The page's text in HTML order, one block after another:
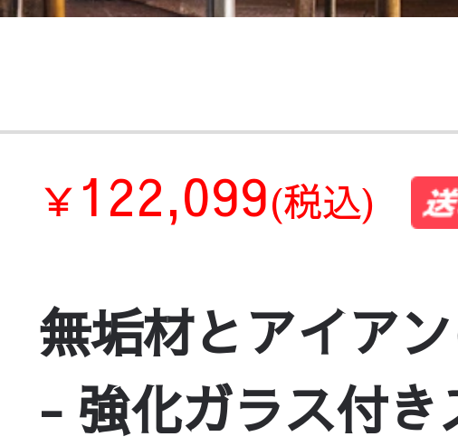
￥ 122,099(税込)
無垢材とアイア
- 強化ガラス付